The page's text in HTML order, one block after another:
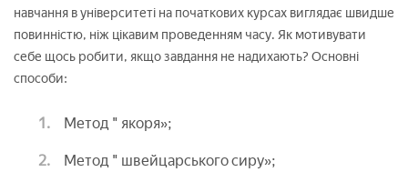
навчання в університеті на початкових курсах виглядає швидше
повинністю, ніж цікавим проведенням часу. Як мотивувати
себе щось робити, якщо завдання не надихають? Основні
способи:
Метод " якоря»;
Метод " швейцарського сиру»;